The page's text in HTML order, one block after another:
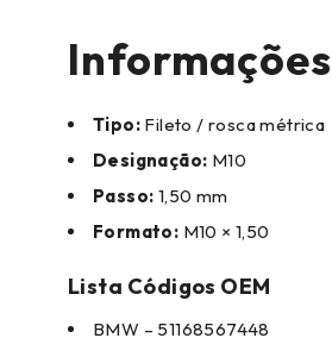
Tipo: Fileto / rosca métrica
Designação: M10
Passo: 1,50 mm
Formato: M10 × 1,50
Lista Códigos OEM
BMW – 51168567448